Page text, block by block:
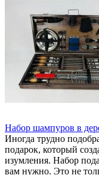
Набор шампуров в
Иногда трудно
подарок, который
изумления. Набор
вам нужно. Это не